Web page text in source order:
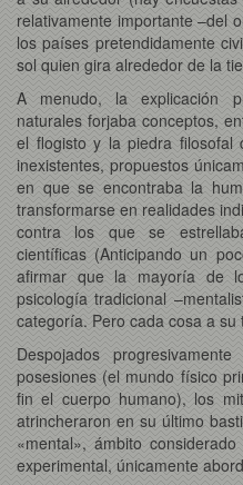
relativamente importante –del
los países pretendidamente
sol quien gira alrededor de la
A menudo, la explicación
naturales forjaba conceptos,
el flogisto y la piedra filosofal
inexistentes, propuestos
en que se encontraba la
transformarse en realidades
contra los que se
científicas (Anticipando un
afirmar que la mayoría de
psicología tradicional
categoría. Pero cada cosa a su
Despojados
posesiones (el mundo físico
fin el cuerpo humano), los
atrincheraron en su último
«mental», ámbito
experimental, únicamente